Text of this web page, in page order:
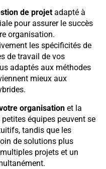
de projet adapté à
pour assurer le succès
organisation.
les spécificités de
de travail de vos
adaptés aux méthodes
mieux aux
organisation et la
petites équipes peuvent se
tandis que les
de solutions plus
projets et un